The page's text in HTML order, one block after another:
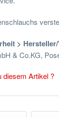
>
& Co.KG,
diesem Artikel ?